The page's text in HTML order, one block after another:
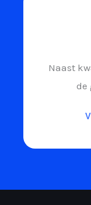
Naast
de